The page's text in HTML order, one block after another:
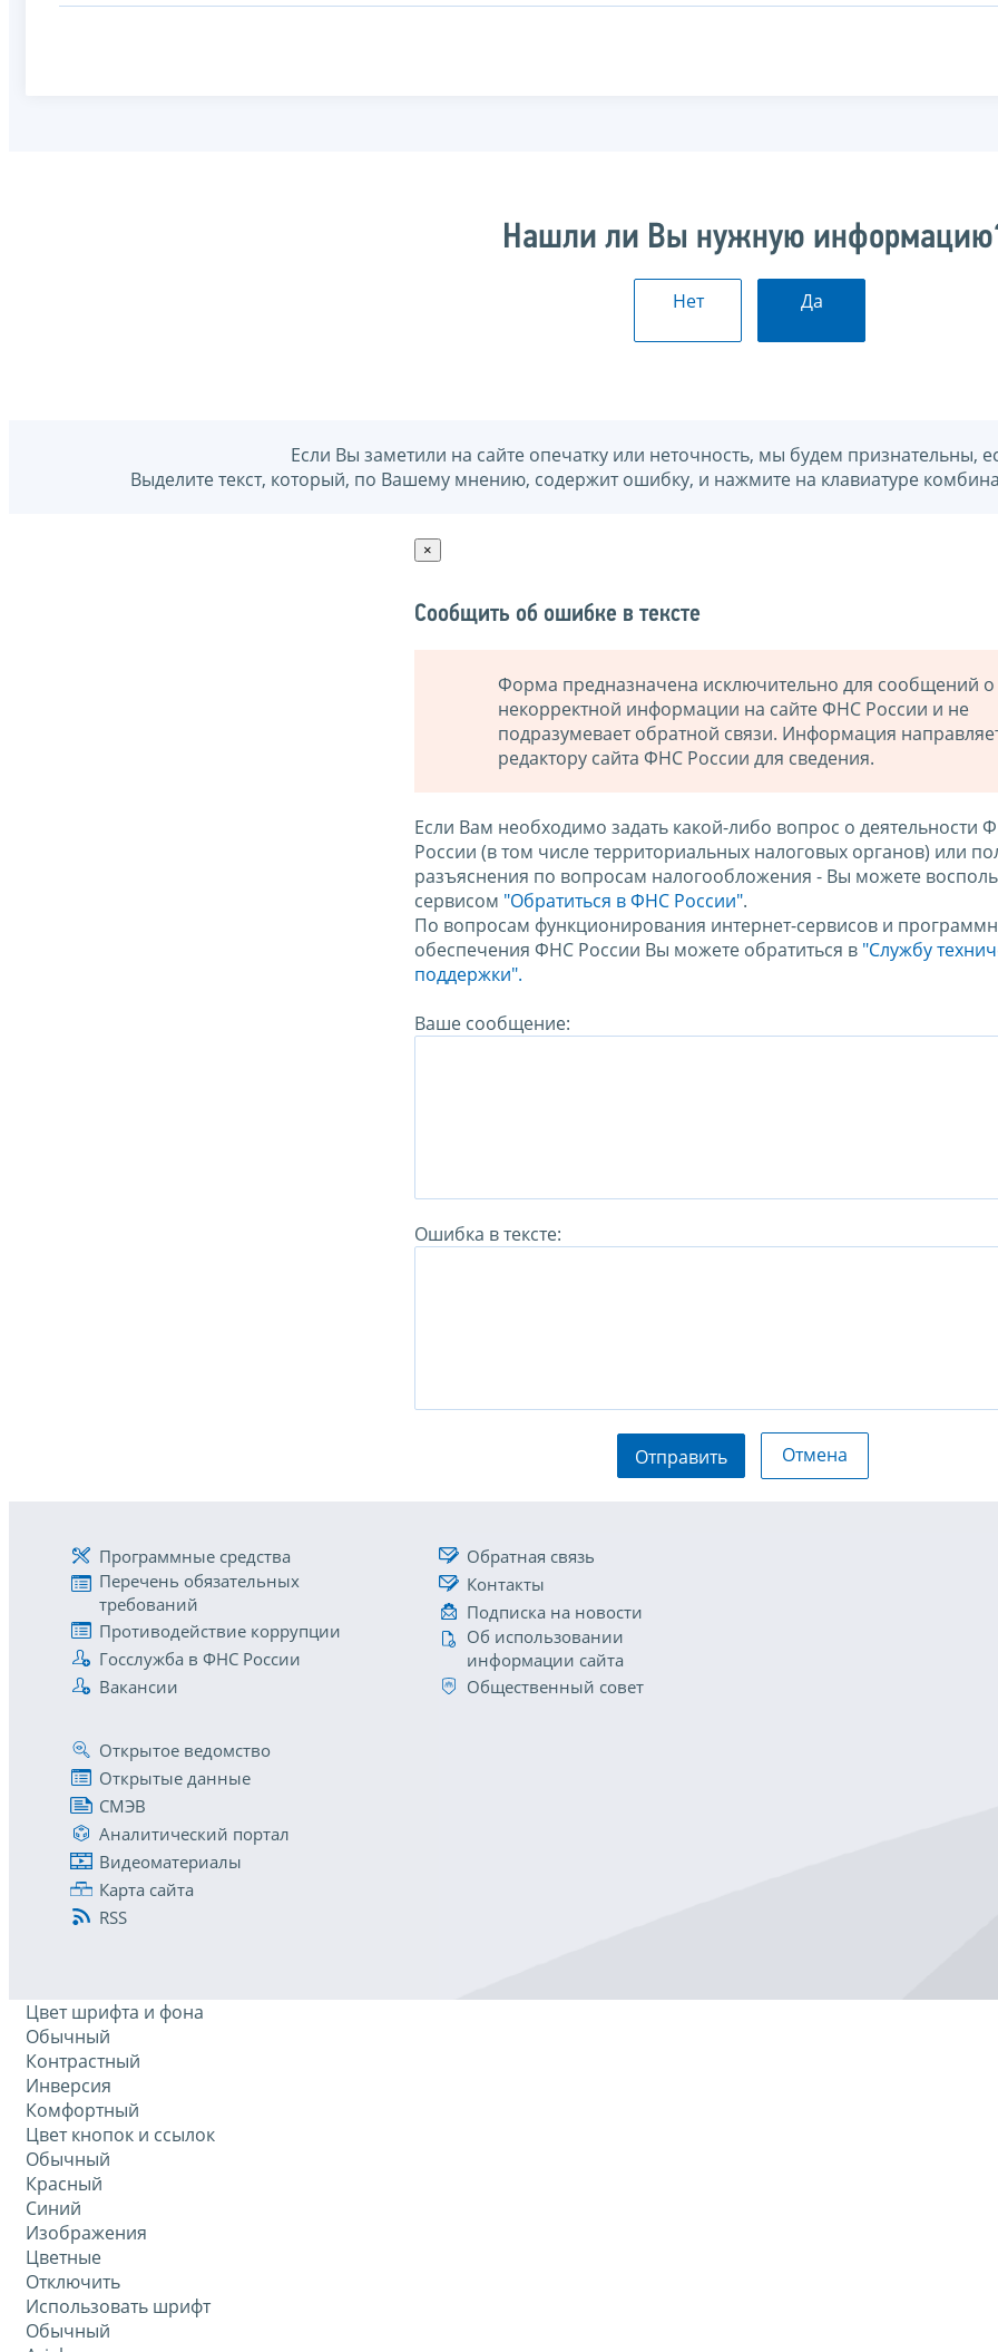
Нашли ли Вы нужную
Нет Да
Если Вы заметили на сайте опечатку или неточность, мы будем признательны,
Выделите текст, который, по Вашему мнению, содержит ошибку, и нажмите на клавиатуре
×
Сообщить об ошибке в тексте
Форма предназначена исключительно для сообщений о
некорректной информации на сайте ФНС России и не
подразумевает обратной связи. Информация
редактору сайта ФНС России для сведения.
Если Вам необходимо задать какой-либо вопрос о деятельности
России (в том числе территориальных налоговых органов) или
разъяснения по вопросам налогообложения - Вы можете
сервисом "Обратиться в ФНС России".
По вопросам функционирования интернет-сервисов и
обеспечения ФНС России Вы можете обратиться в "Службу
поддержки".
Ваше сообщение:
Ошибка в тексте:
Отправить Отмена
Программные средства
Перечень обязательных
требований
Противодействие коррупции
Госслужба в ФНС России
Вакансии
Обратная связь
Контакты
Подписка на новости
Об использовании
информации сайта
Общественный совет
Открытое ведомство
Открытые данные
СМЭВ
Аналитический портал
Видеоматериалы
Карта сайта
RSS
Цвет шрифта и фона
Обычный
Контрастный
Инверсия
Комфортный
Цвет кнопок и ссылок
Обычный
Красный
Синий
Изображения
Цветные
Отключить
Использовать шрифт
Обычный